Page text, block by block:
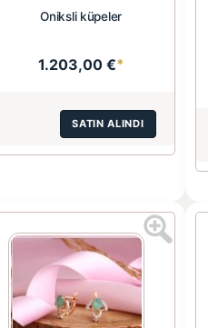
Oniksli küpeler
1.203,00 €*
SATIN ALINDI